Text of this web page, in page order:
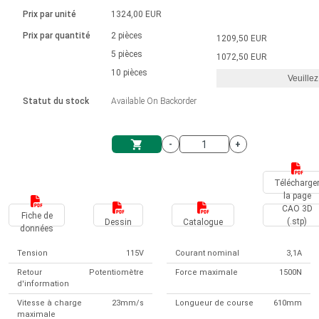
Système d'unité
Solénoïdes
Ø 28-42| 1-1400 rpm | <= 290Ncm
Contrôleur de moteur CC sans
Pilotes de moteurs à courant
continu à balais série DPWM
Pilotes de moteur pas à pas
Synchrone-Asynchrone | pour 1-4 actionneurs
Boîtes de contrôle
Synchrone-Asynchrone | pour 1-4 actionneurs
Français (EUR)
Norsk (NOK)
Suomi (EUR)
Svenska (SEK)
Prix par unité
Prix par quantité
Statut du stock
1324,00 EUR
2 pièces
5 pièces
10 pièces
Available On Backorder
1209,50 EUR
1072,50 EUR
- +
Télécharger
la page
Fiche de
données
Dessin Catalogue
CAO 3D
(.stp)
Tension 115V Courant nominal 3,1A
Retour
d'information
Potentiomètre Force maximale 1500N
Vitesse à charge
maximale
23mm/s Longueur de course 610mm